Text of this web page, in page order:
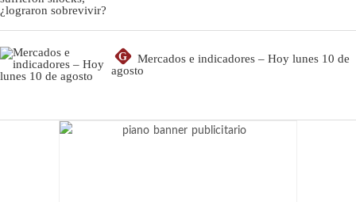
G
Mercados e indicadores – Hoy lunes 10 de
agosto